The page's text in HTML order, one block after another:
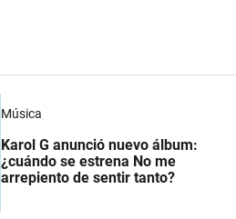
Música
Karol G anunció nuevo álbum:
¿cuándo se estrena No me
arrepiento de sentir tanto?